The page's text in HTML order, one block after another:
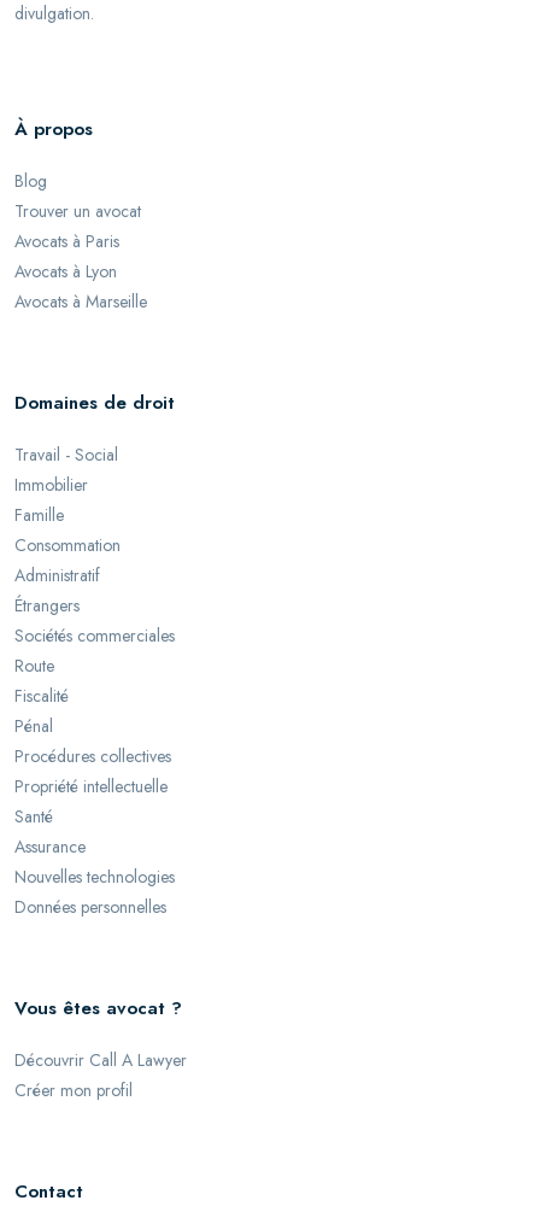
divulgation.
À propos
Blog
Trouver un avocat
Avocats à Paris
Avocats à Lyon
Avocats à Marseille
Domaines de droit
Travail - Social
Immobilier
Famille
Consommation
Administratif
Étrangers
Sociétés commerciales
Route
Fiscalité
Pénal
Procédures collectives
Propriété intellectuelle
Santé
Assurance
Nouvelles technologies
Données personnelles
Vous êtes avocat ?
Découvrir Call A Lawyer
Créer mon profil
Contact